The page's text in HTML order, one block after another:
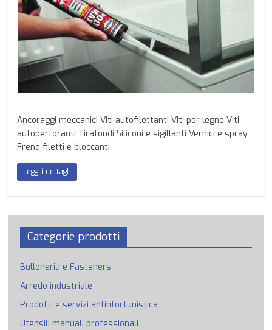
Ancoraggi meccanici Viti autofilettanti Viti per legno Viti
autoperforanti Tirafondi Siliconi e sigillanti Vernici e spray
Frena filetti e bloccanti
Leggi i dettagli
Categorie prodotti
Bulloneria e Fasteners
Arredo industriale
Prodotti e servizi antinfortunistica
Utensili manuali professionali